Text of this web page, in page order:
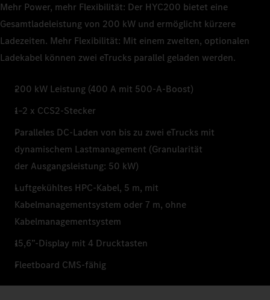
Mehr Power, mehr Flexibilität: Der HYC200 bietet eine
Gesamtladeleistung von 200 kW und ermöglicht kürzere
Ladezeiten. Mehr Flexibilität: Mit einem zweiten, optionalen
Ladekabel können zwei eTrucks parallel geladen werden.
200 kW Leistung (400 A mit 500-A-Boost)
1–2 x CCS2-Stecker
Paralleles DC-Laden von bis zu zwei eTrucks mit
dynamischem Lastmanagement (Granularität
der Ausgangsleistung: 50 kW)
Luftgekühltes HPC-Kabel, 5 m, mit
Kabelmanagementsystem oder 7 m, ohne
Kabelmanagementsystem
15,6”-Display mit 4 Drucktasten
Fleetboard CMS-fähig